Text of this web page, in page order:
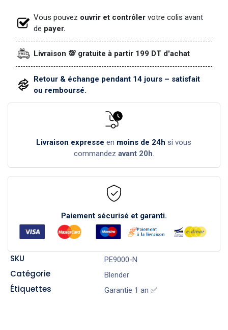
Vous pouvez ouvrir et contrôler votre colis avant
de payer.
Livraison 💯 gratuite à partir 199 DT d'achat
Retour & échange pendant 14 jours – satisfait
ou remboursé.
Livraison expresse en moins de 24h si vous
commandez avant 20h.
Paiement sécurisé et garanti.
SKU PE9000-N
Catégorie Blender
Étiquettes Garantie 1 an ✅